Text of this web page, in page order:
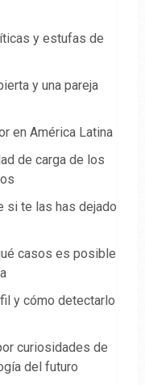
y estufas de
y una pareja
en América Latina
de carga de los
si te las has dejado
casos es posible
y cómo detectarlo
curiosidades de
del futuro